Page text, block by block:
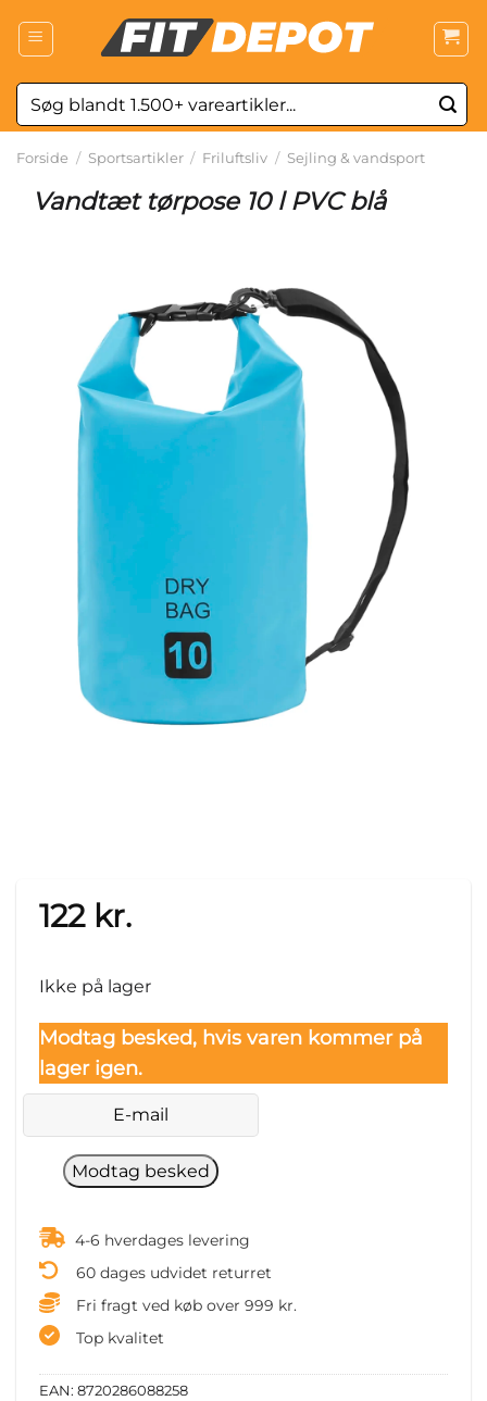
Søg
efter:
Forside / Sportsartikler / Friluftsliv / Sejling & vandsport
Vandtæt tørpose 10 l PVC blå
122 kr.
Ikke på lager
Modtag besked, hvis varen kommer på
lager igen.
4-6 hverdages levering
60 dages udvidet returret
Fri fragt ved køb over 999 kr.
Top kvalitet
EAN: 8720286088258